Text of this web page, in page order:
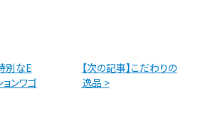
別なE
ンワゴ
【次の記事】こだわりの
逸品 >